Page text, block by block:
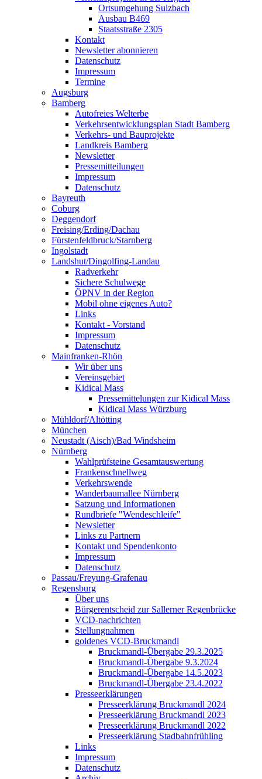
Ortsumgehung Sulzbach
Ausbau B469
Staatsstraße 2305
Kontakt
Newsletter abonnieren
Datenschutz
Impressum
Termine
Augsburg
Bamberg
Autofreies Welterbe
Verkehrsentwicklungsplan Stadt Bamberg
Verkehrs- und Bauprojekte
Landkreis Bamberg
Newsletter
Pressemitteilungen
Impressum
Datenschutz
Bayreuth
Coburg
Deggendorf
Freising/Erding/Dachau
Fürstenfeldbruck/Starnberg
Ingolstadt
Landshut/Dingolfing-Landau
Radverkehr
Sichere Schulwege
ÖPNV in der Region
Mobil ohne eigenes Auto?
Links
Kontakt - Vorstand
Impressum
Datenschutz
Mainfranken-Rhön
Wir über uns
Vereinsgebiet
Kidical Mass
Pressemittelungen zur Kidical Mass
Kidical Mass Würzburg
Mühldorf/Altötting
München
Neustadt (Aisch)/Bad Windsheim
Nürnberg
Wahlprüfsteine Gesamtauswertung
Frankenschnellweg
Verkehrswende
Wanderbaumallee Nürnberg
Satzung und Informationen
Rundbriefe "Wendeschleife"
Newsletter
Links zu Partnern
Kontakt und Spendenkonto
Impressum
Datenschutz
Passau/Freyung-Grafenau
Regensburg
Über uns
Bürgerentscheid zur Sallerner Regenbrücke
VCD-nachrichten
Stellungnahmen
goldenes VCD-Bruckmandl
Bruckmandl-Übergabe 29.3.2025
Bruckmandl-Übergabe 9.3.2024
Bruckmandl-Übergabe 14.5.2023
Bruckmandl-Übergabe 23.4.2022
Presseerklärungen
Presseerklärung Bruckmandl 2024
Presseerklärung Bruckmandl 2023
Presseerklärung Bruckmandl 2022
Presseerklärung Stadbahnfrühling
Links
Impressum
Datenschutz